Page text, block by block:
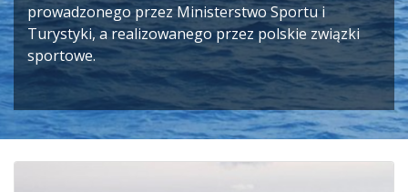
prowadzonego przez Ministerstwo Sportu i
Turystyki, a realizowanego przez polskie związki
sportowe.